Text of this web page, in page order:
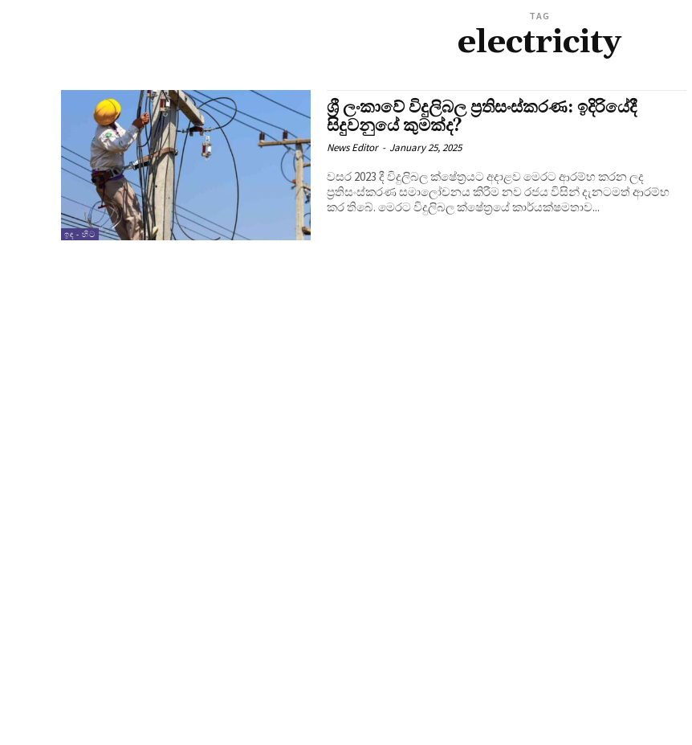
TAG
electricity
ඉඳ - හිට
ශ්‍රී ලංකාවේ විදුලිබල ප්‍රතිසංස්කරණ: ඉදිරියේදී
සිදුවනුයේ කුමක්ද?
News Editor - January 25, 2025
වසර 2023 දී විදුලිබල ක්ෂේත්‍රයට අදාළව මෙරට ආරම්භ කරන ලද
ප්‍රතිසංස්කරණ සමාලෝචනය කිරීම නව රජය විසින් දැනටමත් ආරම්භ
කර තිබේ. මෙරට විදුලිබල ක්ෂේත්‍රයේ කාර්යක්ෂමතාව...